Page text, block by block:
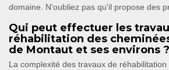
domaine. N'oubliez pas qu'il propose des
Qui peut effectuer les
réhabilitation des
de Montaut et ses environs ?
La complexité des travaux de